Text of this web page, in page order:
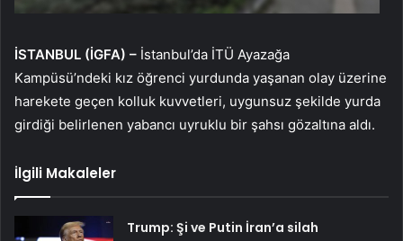
İSTANBUL (İGFA) – İstanbul’da İTÜ Ayazağa
Kampüsü’ndeki kız öğrenci yurdunda yaşanan olay üzerine
harekete geçen kolluk kuvvetleri, uygunsuz şekilde yurda
girdiği belirlenen yabancı uyruklu bir şahsı gözaltına aldı.
İlgili Makaleler
Trump: Şi ve Putin İran’a silah